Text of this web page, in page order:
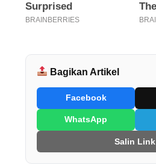
Bagikan Artikel
Facebook
WhatsApp
Salin Link